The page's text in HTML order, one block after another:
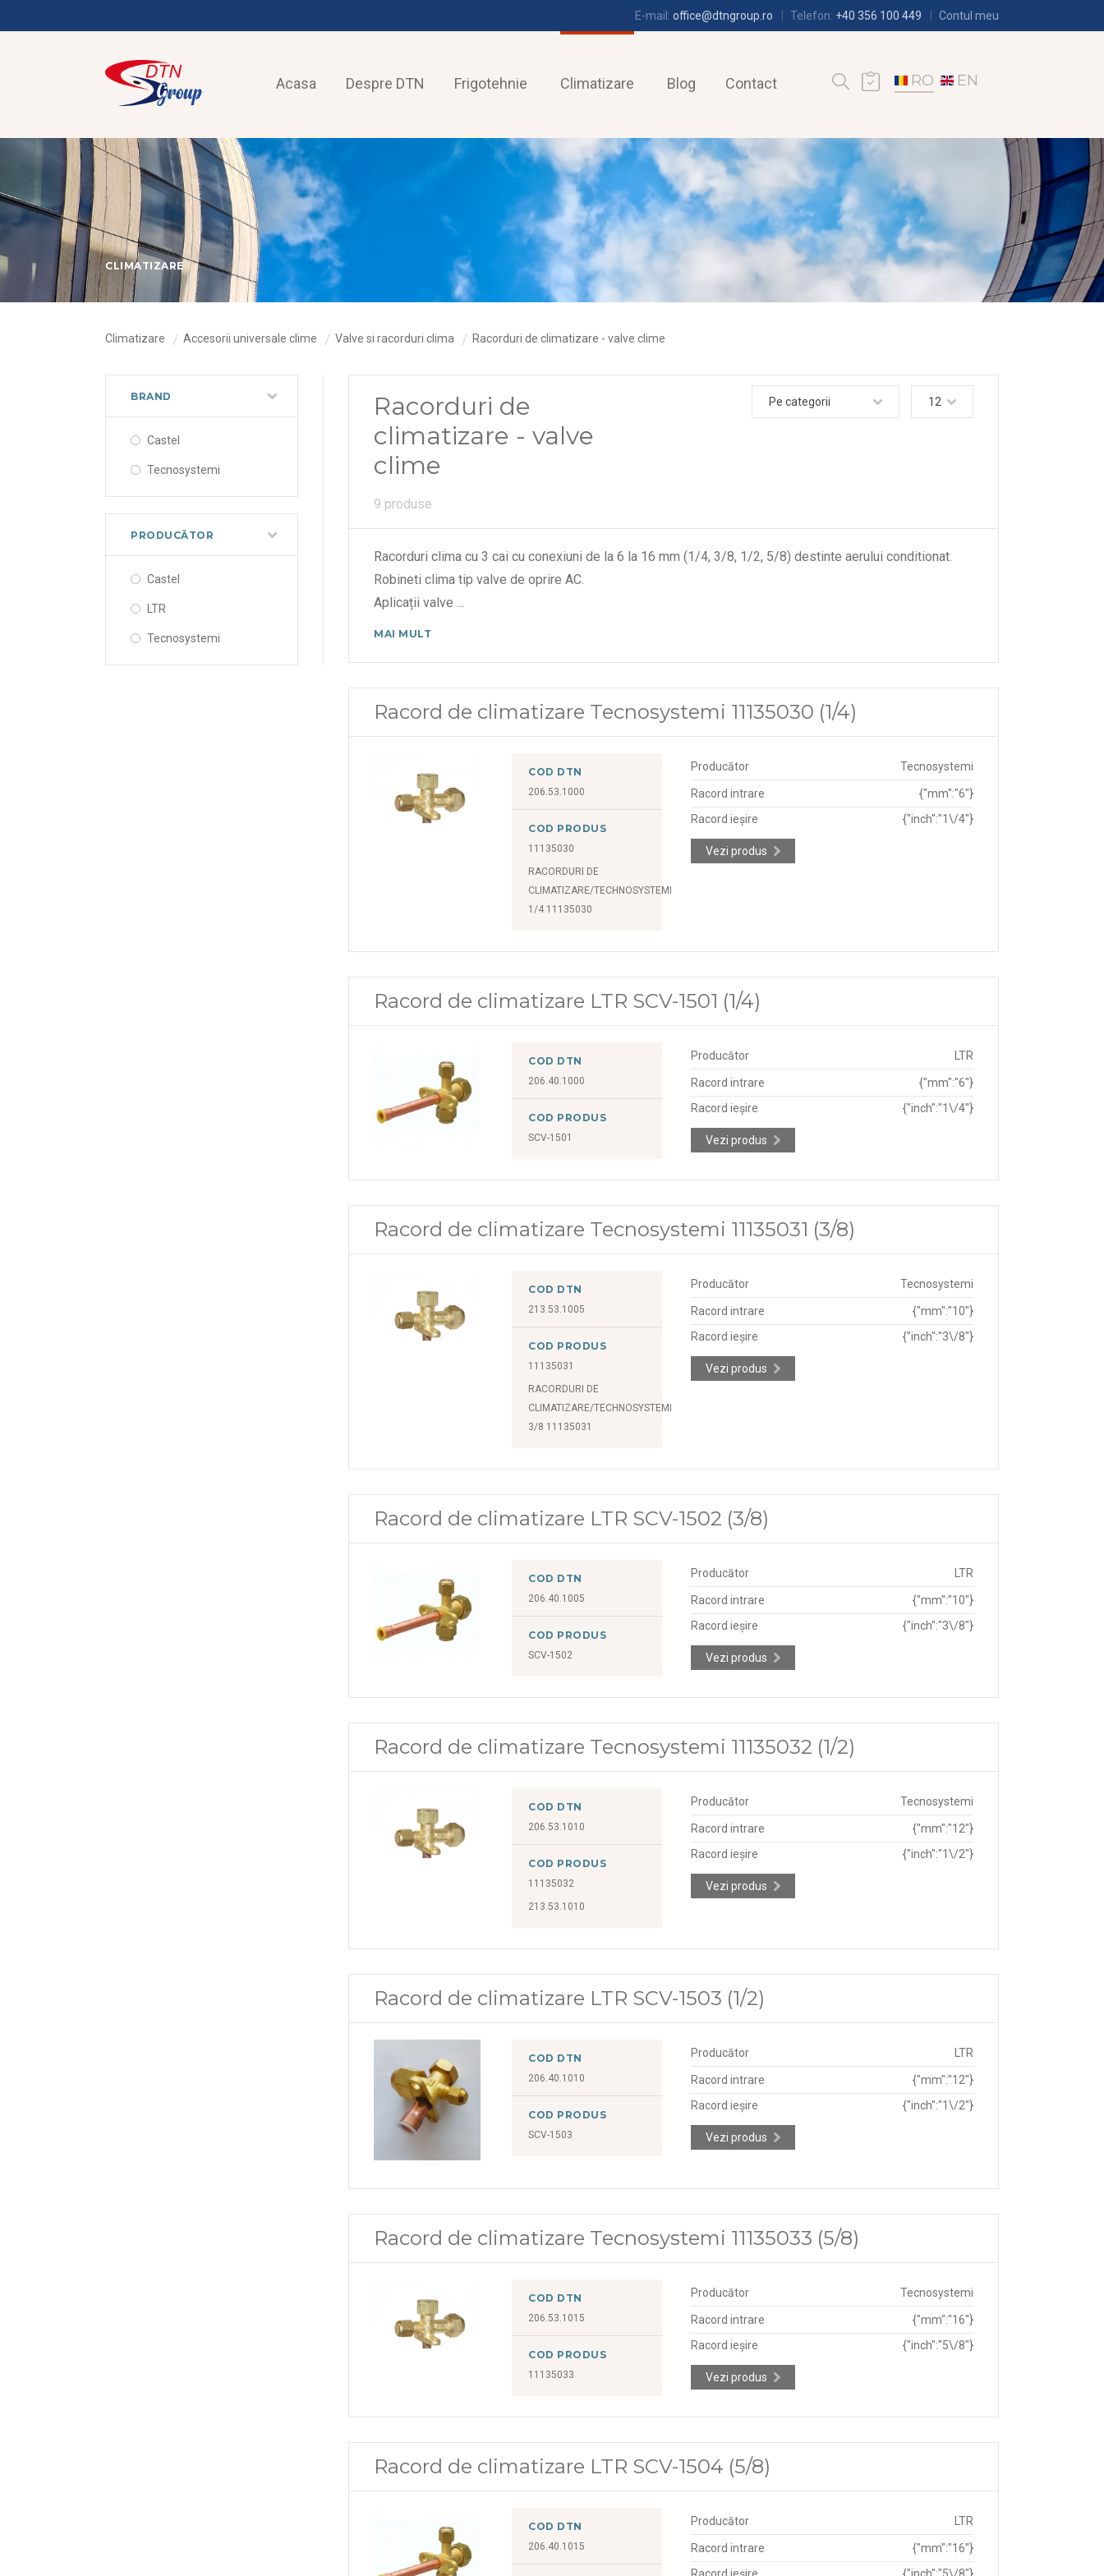
E-mail: office@dtngroup.ro Telefon: +40 356 100 449 Contul meu
Acasa Despre DTN Frigotehnie Climatizare Blog Contact RO EN
CLIMATIZARE
Climatizare Accesorii universale clime Valve si racorduri clima Racorduri de climatizare - valve clime
BRAND
Castel
Tecnosystemi
PRODUCĂTOR
Castel
LTR
Tecnosystemi
Racorduri de
climatizare - valve
clime
9 produse
Pe categorii 12
Racorduri clima cu 3 cai cu conexiuni de la 6 la 16 mm (1/4, 3/8, 1/2, 5/8) destinte aerului conditionat.
Robineti clima tip valve de oprire AC.
Aplicații valve...
MAI MULT
Racord de climatizare Tecnosystemi 11135030 (1/4)
COD DTN
206.53.1000
COD PRODUS
11135030
RACORDURI DE
CLIMATIZARE/TECHNOSYSTEMI
1/4 11135030
Producător Tecnosystemi
Racord intrare
{"mm":"6"}
Racord ieșire
{"inch":"1\/4"}
Vezi produs
Racord de climatizare LTR SCV-1501 (1/4)
COD DTN
206.40.1000
COD PRODUS
SCV-1501
Producător LTR
Racord intrare
{"mm":"6"}
Racord ieșire
{"inch":"1\/4"}
Vezi produs
Racord de climatizare Tecnosystemi 11135031 (3/8)
COD DTN
213.53.1005
COD PRODUS
11135031
RACORDURI DE
CLIMATIZARE/TECHNOSYSTEMI
3/8 11135031
Producător Tecnosystemi
Racord intrare
{"mm":"10"}
Racord ieșire
{"inch":"3\/8"}
Vezi produs
Racord de climatizare LTR SCV-1502 (3/8)
COD DTN
206.40.1005
COD PRODUS
SCV-1502
Producător LTR
Racord intrare
{"mm":"10"}
Racord ieșire
{"inch":"3\/8"}
Vezi produs
Racord de climatizare Tecnosystemi 11135032 (1/2)
COD DTN
206.53.1010
COD PRODUS
11135032
213.53.1010
Producător Tecnosystemi
Racord intrare
{"mm":"12"}
Racord ieșire
{"inch":"1\/2"}
Vezi produs
Racord de climatizare LTR SCV-1503 (1/2)
COD DTN
206.40.1010
COD PRODUS
SCV-1503
Producător LTR
Racord intrare
{"mm":"12"}
Racord ieșire
{"inch":"1\/2"}
Vezi produs
Racord de climatizare Tecnosystemi 11135033 (5/8)
COD DTN
206.53.1015
COD PRODUS
11135033
Producător Tecnosystemi
Racord intrare
{"mm":"16"}
Racord ieșire
{"inch":"5\/8"}
Vezi produs
Racord de climatizare LTR SCV-1504 (5/8)
COD DTN
206.40.1015
Producător LTR
Racord intrare
{"mm":"16"}
Racord ieșire
{"inch":"5\/8"}